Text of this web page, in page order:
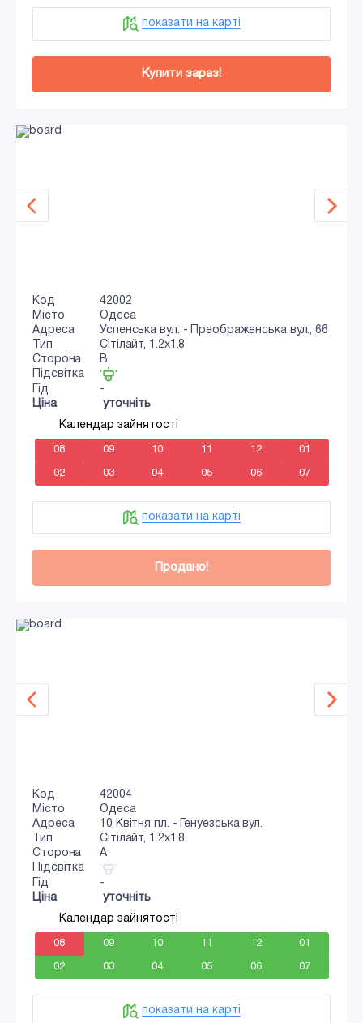
показати на карті
Купити зараз!
Код
42002
Місто
Одеса
Адреса
Успенська вул. - Преображенська вул., 66
Тип
Сiтiлайт, 1.2x1.8
Сторона
B
Підсвітка
Гід
-
Ціна
уточніть
Календар зайнятості
08 09 10 11 12 01
02 03 04 05 06 07
показати на карті
Продано!
Код
42004
Місто
Одеса
Адреса
10 Квітня пл. - Генуезська вул.
Тип
Сiтiлайт, 1.2x1.8
Сторона
A
Підсвітка
Гід
-
Ціна
уточніть
Календар зайнятості
08 09 10 11 12 01
02 03 04 05 06 07
показати на карті